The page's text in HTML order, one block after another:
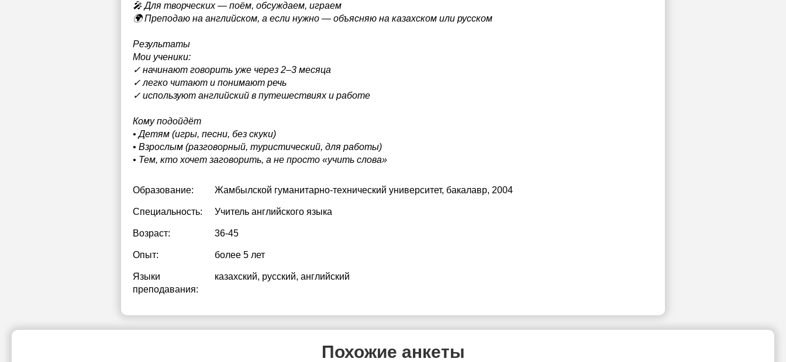
🎤 Для творческих — поём, обсуждаем, играем
🌍 Преподаю на английском, а если нужно — объясняю на казахском или русском
Результаты
Мои ученики:
✓ начинают говорить уже через 2–3 месяца
✓ легко читают и понимают речь
✓ используют английский в путешествиях и работе
Кому подойдёт
• Детям (игры, песни, без скуки)
• Взрослым (разговорный, туристический, для работы)
• Тем, кто хочет заговорить, а не просто «учить слова»
Образование: Жамбылской гуманитарно-технический университет, бакалавр, 2004
Специальность: Учитель английского языка
Возраст: 36-45
Опыт: более 5 лет
Языки
преподавания:
казахский, русский, английский
Похожие анкеты